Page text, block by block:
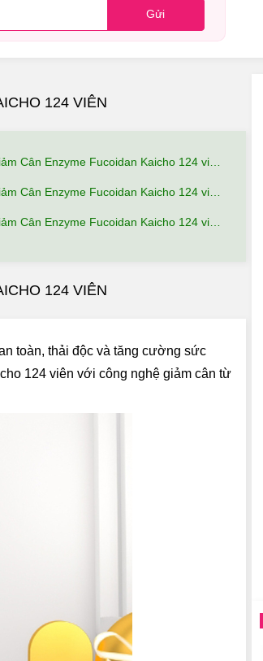
Gửi
124 VIÊN
Kaicho 124 viên Có Nguồn Gốc Xuất Xứ Từ Đâu, Thành Phần Như Thế Nào?
Fucoidan Kaicho 124 viên Nên Dùng Như Thế Nào Để Hiệu Quả?
Fucoidan Kaicho 124 viên Mua hàng tại Giảm Cân An Toàn Có Ưu Đãi Gì?
124 VIÊN
toàn, thải độc và tăng cường sức
124 viên với công nghệ giảm cân từ